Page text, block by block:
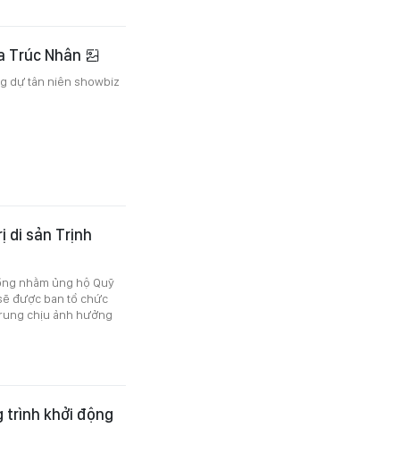
Trúc Nhân
dự tân niên showbiz
di sản Trịnh
nhằm ủng hộ Quỹ
được ban tổ chức
chịu ảnh hưởng
trình khởi động